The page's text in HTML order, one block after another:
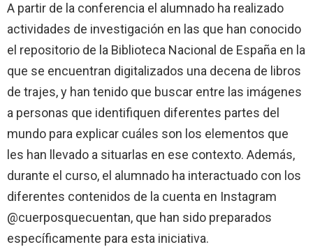
A partir de la conferencia el alumnado ha realizado
actividades de investigación en las que han conocido
el repositorio de la Biblioteca Nacional de España en la
que se encuentran digitalizados una decena de libros
de trajes, y han tenido que buscar entre las imágenes
a personas que identifiquen diferentes partes del
mundo para explicar cuáles son los elementos que
les han llevado a situarlas en ese contexto. Además,
durante el curso, el alumnado ha interactuado con los
diferentes contenidos de la cuenta en Instagram
@cuerposquecuentan, que han sido preparados
específicamente para esta iniciativa.